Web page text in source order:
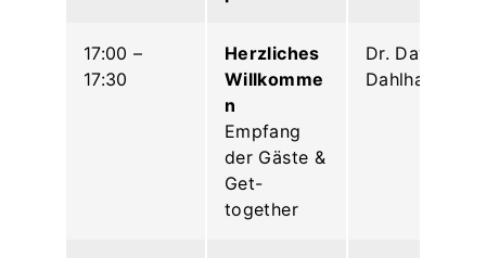
17:00 –
17:30
Herzliches
Willkomme
n
Empfang
der Gäste &
Get-
together
Dr. David
Dahlhaus